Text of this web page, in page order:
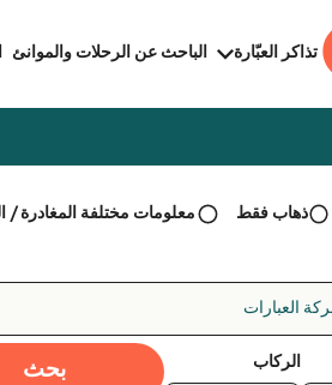
تذاكر العبّارة الباحث عن الرحلات والموانئ
ذهاب فقط معلومات مختلفة المغادرة /
العبارات
الركاب بحث